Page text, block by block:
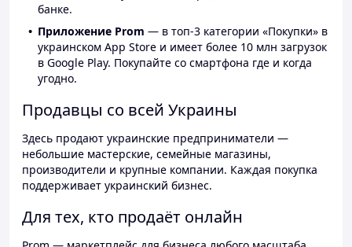
банке.
Приложение Prom — в топ-3 категории «Покупки» в
украинском App Store и имеет более 10 млн загрузок
в Google Play. Покупайте со смартфона где и когда
угодно.
Продавцы со всей Украины
Здесь продают украинские предприниматели —
небольшие мастерские, семейные магазины,
производители и крупные компании. Каждая покупка
поддерживает украинский бизнес.
Для тех, кто продаёт онлайн